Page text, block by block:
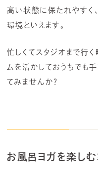
高い状態に保たれやすく
環境といえます。
忙しくてスタジオまで行く
ムを活かしておうちでも
てみませんか？
お風呂ヨガを楽し